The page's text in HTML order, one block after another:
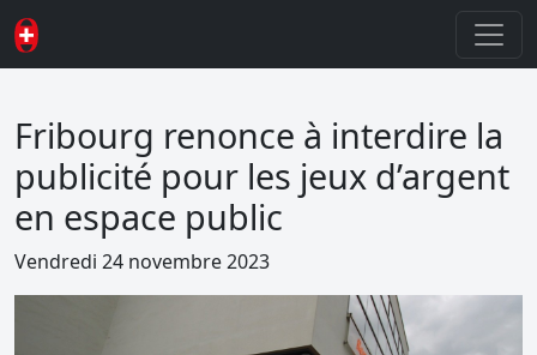
Fribourg renonce à interdire la
publicité pour les jeux d’argent
en espace public
Vendredi 24 novembre 2023